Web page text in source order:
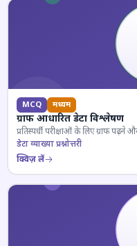
MCQ मध्यम
ग्राफ आधारित डेटा विश्लेषण
प्रतिस्पर्धी परीक्षाओं के लिए ग्राफ
डेटा व्याख्या प्रश्नोत्तरी
क्विज़ लें